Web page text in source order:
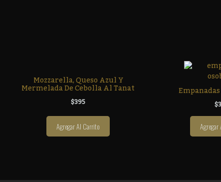
Mozzarella, Queso Azul Y
Mermelada De Cebolla Al Tanat
$395
Agregar Al Carrito
$